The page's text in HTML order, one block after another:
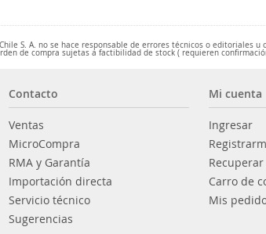
S. A. no se hace responsable de errores técnicos o editoriales
de compra sujetas a factibilidad de stock ( requieren
Contacto
Ventas
MicroCompra
RMA y Garantía
Importación directa
Servicio técnico
Sugerencias
Mi cuenta
Ingresar
Carro de
Mis